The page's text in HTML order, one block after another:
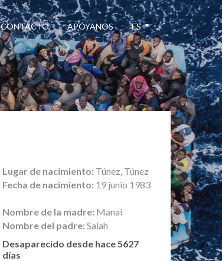
CONTACTO APÓYANOS ES
Lugar de nacimiento: Túnez, Túnez
Fecha de nacimiento: 19 junio 1983
Nombre de la madre: Manai
Nombre del padre: Salah
Desaparecido desde hace 5627
días